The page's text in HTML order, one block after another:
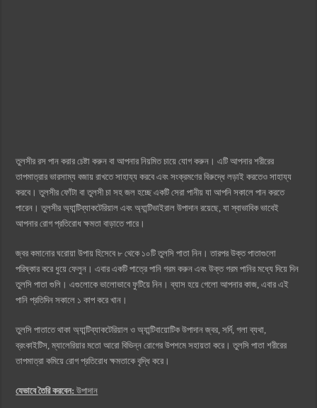
তুলসীর রস পান করার চেষ্টা করুন বা আপনার নিয়মিত চায়ে যোগ করুন। এটি আপনার শরীরের
তাপমাত্রার ভারসাম্য বজায় রাখতে সাহায্য করবে এবং সংক্রমণের বিরুদ্ধে লড়াই করতেও সাহায্য
করবে। তুলসীর ফোঁটা বা তুলসী চা সহ জল হচ্ছে একটি সেরা পানীয় যা আপনি সকালে পান করতে
পারেন। তুলসীর অ্যান্টিব্যাকটেরিয়াল এবং অ্যান্টিভাইরাল উপাদান রয়েছে, যা স্বাভাবিক ভাবেই
আপনার রোগ প্রতিরোধ ক্ষমতা বাড়াতে পারে।
জ্বর কমানোর ঘরোয়া উপায় হিসেবে ৮ থেকে ১০টি তুলসি পাতা নিন। তারপর উক্ত পাতাগুলো
পরিষ্কার করে ধুয়ে ফেলুন। এবার একটি পাত্রে পানি গরম করুন এবং উক্ত গরম পানির মধ্যে দিয়ে দিন
তুলসি পাতা গুলি। এগুলোকে ভালোভাবে ফুটিয়ে নিন। ব্যাস হয়ে গেলো আপনার কাজ, এবার এই
পানি প্রতিদিন সকালে ১ কাপ করে খান।
তুলসি পাতাতে থাকা অ্যান্টিব্যাকটেরিয়াল ও অ্যান্টিবায়োটিক উপাদান জ্বর, সর্দি, গলা ব্যথা,
ব্রংকাইটিস, ম্যালেরিয়ার মতো আরো বিভিন্ন রোগের উপশমে সহায়তা করে। তুলসি পাতা শরীরের
তাপমাত্রা কমিয়ে রোগ প্রতিরোধ ক্ষমতাকে বৃদ্ধি করে।
যেভাবে তৈরি করবেন:উপাদান